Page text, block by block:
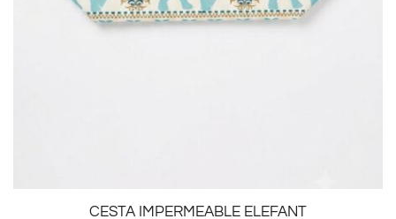
CESTA IMPERMEABLE ELEFANT